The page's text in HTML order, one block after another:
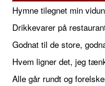
Hymne tilegnet min
Drikkevarer på
Godnat til de store,
Hvem ligner det, jeg
Alle går rundt og